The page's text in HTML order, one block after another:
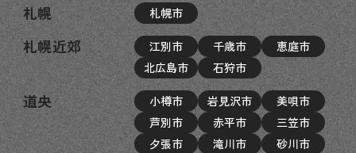
札幌 札幌市
札幌近郊 江別市 千歳市
恵庭市
北広島市
石狩市
道央 小樽市 岩見沢市
美唄市
芦別市
赤平市
三笠市
夕張市
滝川市
砂川市